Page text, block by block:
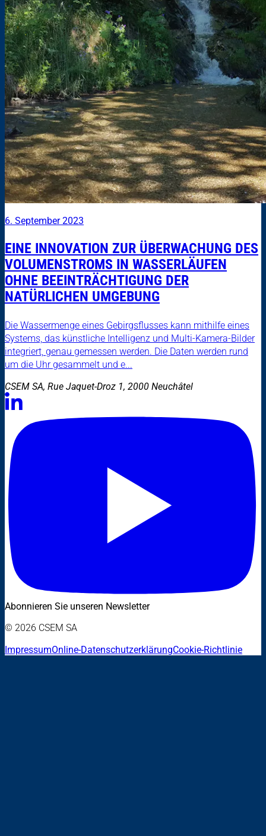
6. September 2023
EINE INNOVATION ZUR ÜBERWACHUNG DES
VOLUMENSTROMS IN WASSERLÄUFEN
OHNE BEEINTRÄCHTIGUNG DER
NATÜRLICHEN UMGEBUNG
Die Wassermenge eines Gebirgsflusses kann mithilfe eines
Systems, das künstliche Intelligenz und Multi-Kamera-Bilder
integriert, genau gemessen werden. Die Daten werden rund
um die Uhr gesammelt und e...
CSEM SA, Rue Jaquet-Droz 1, 2000 Neuchâtel
Abonnieren Sie unseren Newsletter
© 2026 CSEM SA
ImpressumOnline-DatenschutzerklärungCookie-Richtlinie